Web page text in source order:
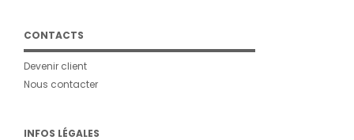
CONTACTS
Devenir client
Nous contacter
INFOS LÉGALES